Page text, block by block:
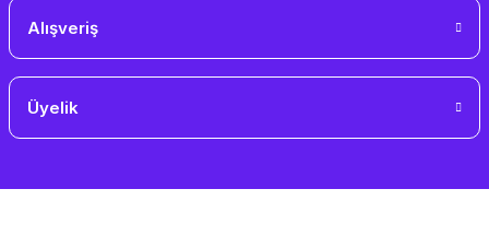
Alışveriş
Üyelik